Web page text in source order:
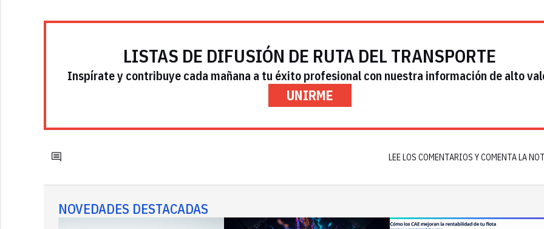
LISTAS DE DIFUSIÓN DE RUTA DEL TRANSPORTE
Inspírate y contribuye cada mañana a tu éxito profesional con nuestra información de alto
UNIRME
LEE LOS COMENTARIOS Y COMENTA LA
NOVEDADES DESTACADAS